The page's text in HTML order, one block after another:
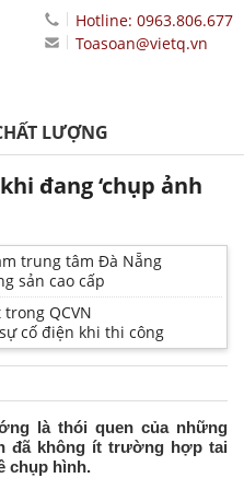
Hotline: 0963.806.677
Toasoan@vietq.vn
LƯỢNG
đang ‘chụp ảnh
trung tâm Đà Nẵng
sản cao cấp
QCVN
cố điện khi thi công
là thói quen của những
đã không ít trường hợp tai
chụp hình.